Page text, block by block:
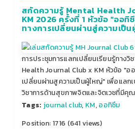
สกัดความรู้ Mental Health
KM 2026 ครั้งที่ 1 หัวข้อ "ออทิ
ทางการเปลี่ยนผ่านสู่ความเป็
การประชุมการแลกเปลี่ยนเรียนรู้ทางวิ
Health Journal Club x KM หัวข้อ "อ
เปลี่ยนผ่านสูความเป็นผู้ใหญ่" เพื่อแลก
วิชาการด้านสุขภาพจิตและจิตเวชที่มี
Tags: journal club, KM,ออทิซึม
Position:1716 (641views)